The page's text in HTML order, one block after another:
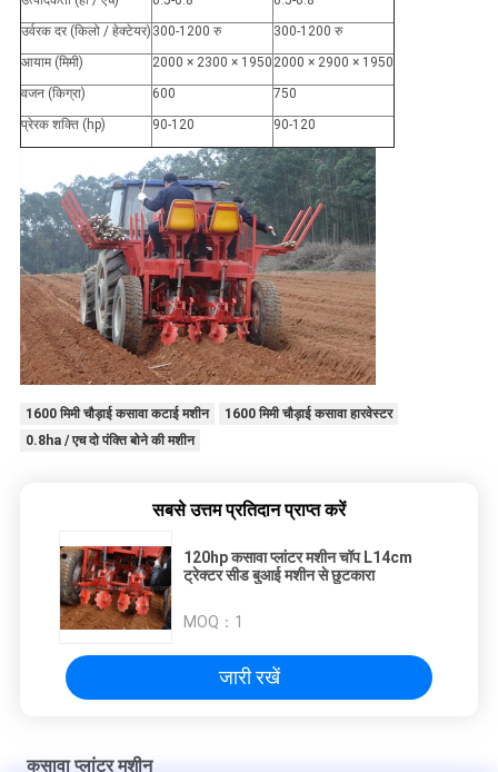
उर्वरक दर (किलो / हेक्टेयर) 300-1200 रु
300-1200 रु
आयाम (मिमी)
2000 × 2300 × 1950 2000 × 2900 × 1950
वजन (किग्रा)
600
750
प्रेरक शक्ति (hp)
90-120 90-120
1600 मिमी चौड़ाई कसावा कटाई मशीन
1600 मिमी चौड़ाई कसावा हारवेस्टर
0.8ha / एच दो पंक्ति बोने की मशीन
सबसे उत्तम प्रतिदान प्राप्त करें
120hp कसावा प्लांटर मशीन चॉप L14cm
ट्रेक्टर सीड बुआई मशीन से छुटकारा
MOQ： 1
जारी रखें
कसावा प्लांटर मशीन